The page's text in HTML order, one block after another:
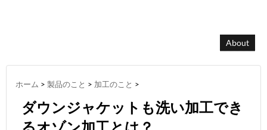
About
ホーム > 製品のこと > 加工のこと >
ダウンジャケットも洗い加工でき